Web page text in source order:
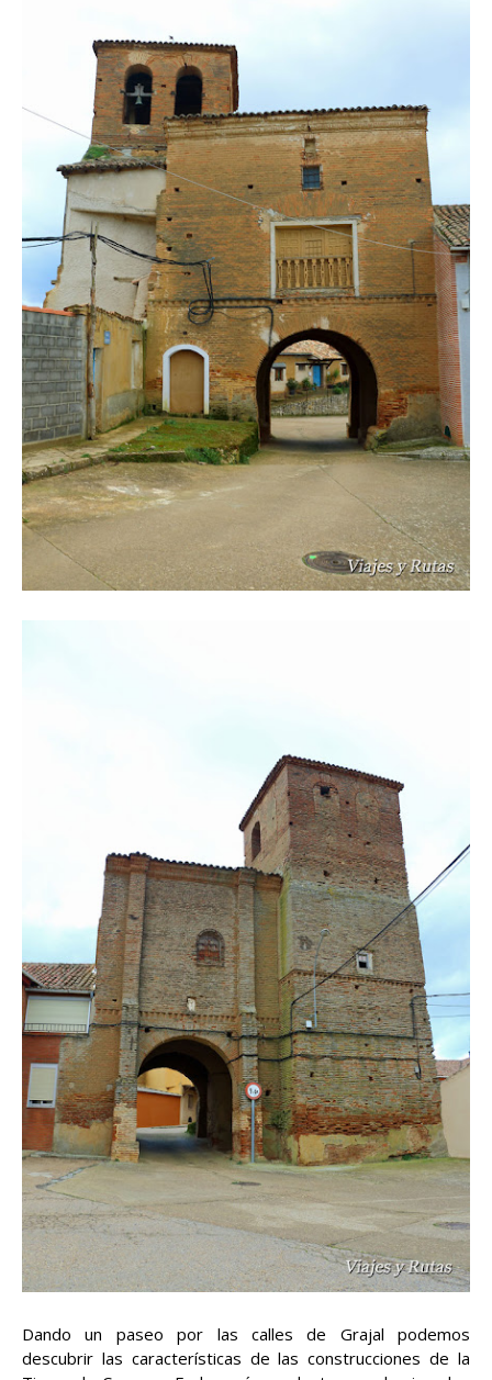
Dando un paseo por las calles de Grajal podemos
descubrir las características de las construcciones de la